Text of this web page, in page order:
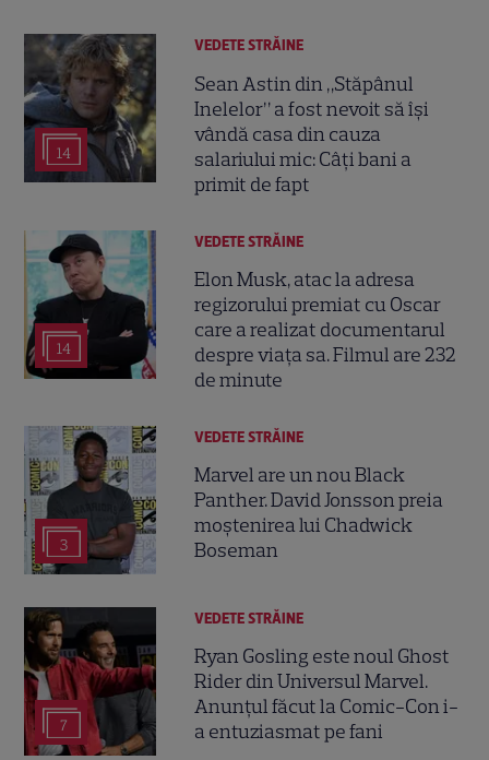
14
VEDETE STRĂINE
Sean Astin din „Stăpânul
Inelelor” a fost nevoit să își
vândă casa din cauza
salariului mic: Câți bani a
primit de fapt
14
VEDETE STRĂINE
Elon Musk, atac la adresa
regizorului premiat cu Oscar
care a realizat documentarul
despre viața sa. Filmul are 232
de minute
3
VEDETE STRĂINE
Marvel are un nou Black
Panther. David Jonsson preia
moștenirea lui Chadwick
Boseman
7
VEDETE STRĂINE
Ryan Gosling este noul Ghost
Rider din Universul Marvel.
Anunțul făcut la Comic-Con i-
a entuziasmat pe fani